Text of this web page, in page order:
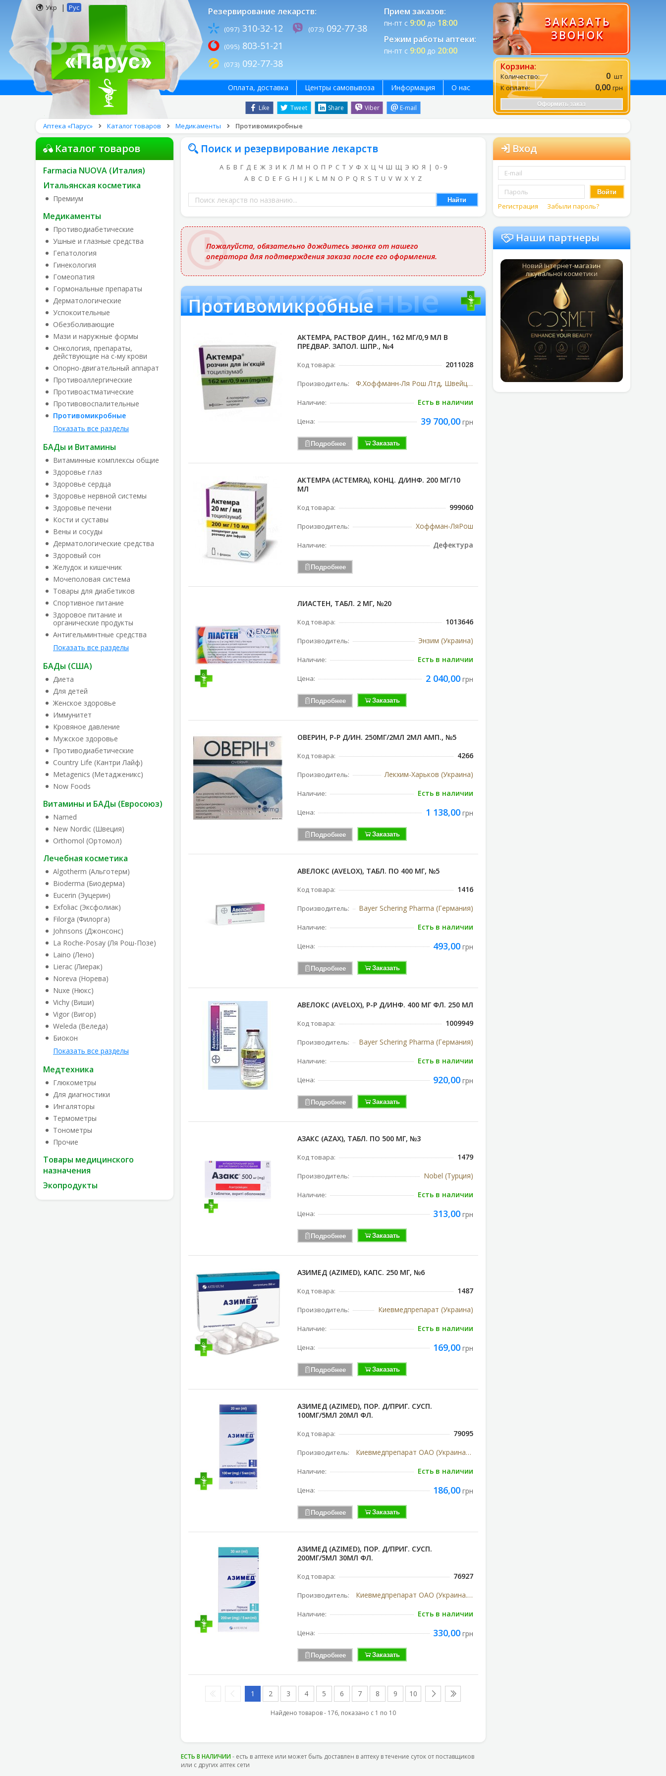
Укр | Рус Резервирование лекарств:
(097) 310-32-12
(095) 803-51-21
(073) 092-77-38
(073) 092-77-38
Прием заказов:
пн-пт с 9:00до 18:00
Режим работы аптеки:
пн-пт с 9:00до 20:00
ЗАКАЗАТЬ
ЗВОНОК
Корзина:
Количество: 0 шт
К оплате:
0,00 грн
Оформить заказ
Like Tweet Share Viber E-mail
Оплата, доставка Центры самовывоза Информация О нас
Аптека «Парус» Каталог товаров Медикаменты Противомикробные
Каталог товаров
Farmacia NUOVA (Италия)
Итальянская косметика
Премиум
Медикаменты
Противодиабетические
Ушные и глазные средства
Гепатология
Гинекология
Гомеопатия
Гормональные препараты
Дерматологические
Успокоительные
Обезболивающие
Мази и наружные формы
Онкология, препараты,
действующие на с-му крови
Опорно-двигательный аппарат
Противоаллергические
Противоастматические
Противовоспалительные
Противомикробные
Показать все разделы
БАДы и Витамины
Витаминные комплексы общие
Здоровье глаз
Здоровье сердца
Здоровье нервной системы
Здоровье печени
Кости и суставы
Вены и сосуды
Дерматологические средства
Здоровый сон
Желудок и кишечник
Мочеполовая система
Товары для диабетиков
Спортивное питание
Здоровое питание и
органические продукты
Антигельминтные средства
Показать все разделы
БАДы (США)
Диета
Для детей
Женское здоровье
Иммунитет
Кровяное давление
Мужское здоровье
Противодиабетические
Country Life (Кантри Лайф)
Metagenics (Метадженикс)
Now Foods
Витамины и БАДы (Евросоюз)
Named
New Nordic (Швеция)
Orthomol (Ортомол)
Лечебная косметика
Algotherm (Альготерм)
Bioderma (Биодерма)
Eucerin (Эуцерин)
Exfoliac (Эксфолиак)
Filorga (Филорга)
Johnsons (Джонсонс)
La Roche-Posay (Ля Рош-Позе)
Laino (Лено)
Lierac (Лиерак)
Noreva (Норева)
Nuxe (Нюкс)
Vichy (Виши)
Vigor (Вигор)
Weleda (Веледа)
Биокон
Показать все разделы
Медтехника
Глюкометры
Для диагностики
Ингаляторы
Термометры
Тонометры
Прочие
Товары медицинского
назначения
Экопродукты
Поиск и резервирование лекарств
А Б В Г Д Е Ж З И К Л М Н О П Р С Т У Ф Х Ц Ч Ш Щ Э Ю Я | 0 - 9
A B C D E F G H I J K L M N O P Q R S T U V W X Y Z
Поиск
лекарств
по
названию
Найти
Пожалуйста, обязательно дождитесь звонка от нашего
оператора для подтверждения заказа после его оформления.
Противомикробные
Противомикробные
АКТЕМРА, РАСТВОР Д/ИН., 162 МГ/0,9 МЛ В
ПРЕДВАР. ЗАПОЛ. ШПР., №4
Код товара: 2011028
Производитель: Ф.Хоффманн-Ля Рош Лтд, Швейцарія
Наличие: Есть в наличии
Цена: 39 700,00грн
Подробнее Заказать
АКТЕМРА (ACTEMRA), КОНЦ. Д/ИНФ. 200 МГ/10
МЛ
Код товара: 999060
Производитель: Хоффман-ЛяРош
Наличие: Дефектура
Подробнее
ЛИАСТЕН, ТАБЛ. 2 МГ, №20
Код товара: 1013646
Производитель: Энзим (Украина)
Наличие: Есть в наличии
Цена: 2 040,00грн
Подробнее Заказать
ОВЕРИН, Р-Р Д/ИН. 250МГ/2МЛ 2МЛ АМП., №5
Код товара: 4266
Производитель: Лекхим-Харьков (Украина)
Наличие: Есть в наличии
Цена: 1 138,00грн
Подробнее Заказать
АВЕЛОКС (AVELOX), ТАБЛ. ПО 400 МГ, №5
Код товара: 1416
Производитель: Bayer Schering Pharma (Германия)
Наличие: Есть в наличии
Цена: 493,00грн
Подробнее Заказать
АВЕЛОКС (AVELOX), Р-Р Д/ИНФ. 400 МГ ФЛ. 250 МЛ
Код товара: 1009949
Производитель: Bayer Schering Pharma (Германия)
Наличие: Есть в наличии
Цена: 920,00грн
Подробнее Заказать
АЗАКС (AZAX), ТАБЛ. ПО 500 МГ, №3
Код товара: 1479
Производитель: Nobel (Турция)
Наличие: Есть в наличии
Цена: 313,00грн
Подробнее Заказать
АЗИМЕД (AZIMED), КАПС. 250 МГ, №6
Код товара: 1487
Производитель: Киевмедпрепарат (Украина)
Наличие: Есть в наличии
Цена: 169,00грн
Подробнее Заказать
АЗИМЕД (AZIMED), ПОР. Д/ПРИГ. СУСП.
100МГ/5МЛ 20МЛ ФЛ.
Код товара: 79095
Производитель: Киевмедпрепарат ОАО (Украина, Киев)Артеріум
Наличие: Есть в наличии
Цена: 186,00грн
Подробнее Заказать
АЗИМЕД (AZIMED), ПОР. Д/ПРИГ. СУСП.
200МГ/5МЛ 30МЛ ФЛ.
Код товара: 76927
Производитель: Киевмедпрепарат ОАО (Украина. Киев)Артеріум
Наличие: Есть в наличии
Цена: 330,00грн
Подробнее Заказать
1 2 3 4 5 6 7 8 9 10
Найдено товаров - 176, показано с 1 по 10
ЕСТЬ В НАЛИЧИИ- есть в аптеке или может быть доставлен в аптеку в течение суток от поставщиков
или с других аптек сети
Вход
Войти
Регистрация Забыли пароль?
Наши партнеры
Новий Інтернет-магазин
лікувальної косметики